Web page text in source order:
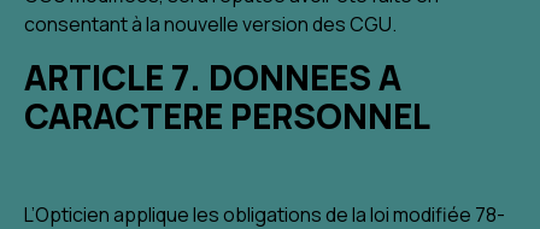
consentant à la nouvelle version des CGU.
ARTICLE 7. DONNEES A
CARACTERE PERSONNEL
L’Opticien applique les obligations de la loi modifiée 78-